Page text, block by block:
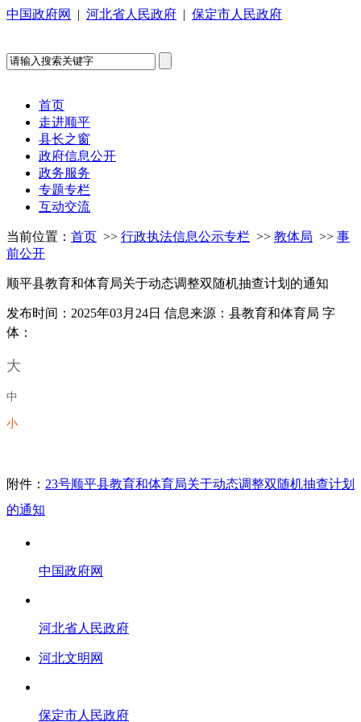
中国政府网 | 河北省人民政府 | 保定市人民政府
首页
走进顺平
县长之窗
政府信息公开
政务服务
专题专栏
互动交流
当前位置： 首页 >> 行政执法信息公示专栏 >> 教体局 >> 事
前公开
顺平县教育和体育局关于动态调整双随机抽查计划的通知
发布时间：2025年03月24日 信息来源：县教育和体育局 字
体：
大
中
小
附件： 23号顺平县教育和体育局关于动态调整双随机抽查计划
的通知
中国政府网
河北省人民政府
河北文明网
保定市人民政府